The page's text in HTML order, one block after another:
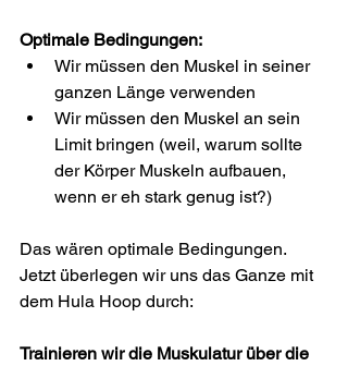
Optimale Bedingungen:
Wir müssen den Muskel in seiner
ganzen Länge verwenden
Wir müssen den Muskel an sein
Limit bringen (weil, warum sollte
der Körper Muskeln aufbauen,
wenn er eh stark genug ist?)
Das wären optimale Bedingungen.
Jetzt überlegen wir uns das Ganze mit
dem Hula Hoop durch:
Trainieren wir die Muskulatur über die